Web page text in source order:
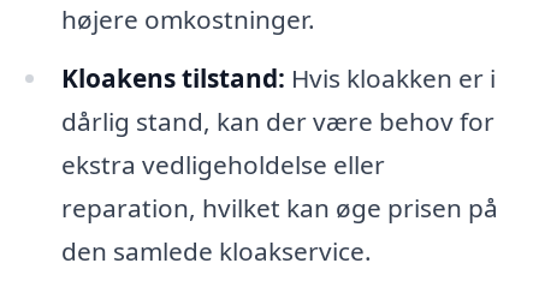
højere omkostninger.
Kloakens tilstand: Hvis kloakken er i
dårlig stand, kan der være behov for
ekstra vedligeholdelse eller
reparation, hvilket kan øge prisen på
den samlede kloakservice.